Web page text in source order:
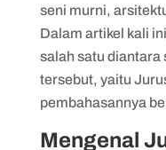
3. Universitas
4. Politeknik
5. LaSalle
seni murni,
Dalam artikel kali
salah satu diantara
tersebut, yaitu
pembahasannya
Mengenal